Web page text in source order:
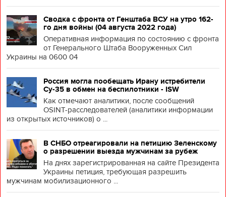
Сводка с фронта от Генштаба ВСУ на утро 162-
го дня войны (04 августа 2022 года)
Оперативная информация по состоянию с фронта
от Генерального Штаба Вооруженных Сил
Украины на 0600 04
Россия могла пообещать Ирану истребители
Су-35 в обмен на беспилотники - ISW
Как отмечают аналитики, после сообщений
OSINT-расследователей (аналитики информации
из открытых источников) о ...
В СНБО отреагировали на петицию Зеленскому
о разрешении выезда мужчинам за рубеж
На днях зарегистрированная на сайте Президента
Украины петиция, требующая разрешить
мужчинам мобилизационного ...